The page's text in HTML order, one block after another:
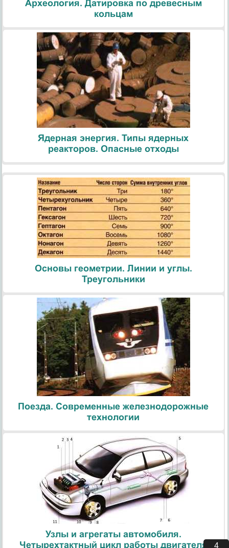
Археология. Датировка по древесным
кольцам
Ядерная энергия. Типы ядерных
реакторов. Опасные отходы
Основы геометрии. Линии и углы.
Треугольники
Поезда. Современные железнодорожные
технологии
Узлы и агрегаты автомобиля.
Четырехтактный цикл работы двигателя
3